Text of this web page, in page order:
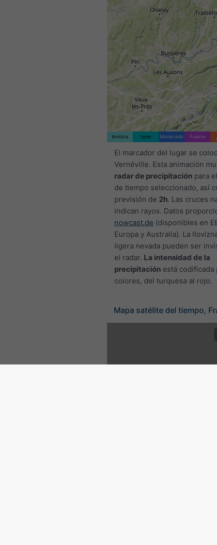
llovizna Leve Moderado Fuerte
El marcador del lugar se
Vernéville. Esta animación
radar de precipitación para
de tiempo seleccionado, así
previsión de 2h. Las cruces
indican rayos. Datos
nowcast.de (disponibles en
Europa y Australia). La
ligera nevada pueden ser
el radar. La intensidad de la
precipitación está codificada
colores, del turquesa al rojo.
Mapa satélite del tiempo,